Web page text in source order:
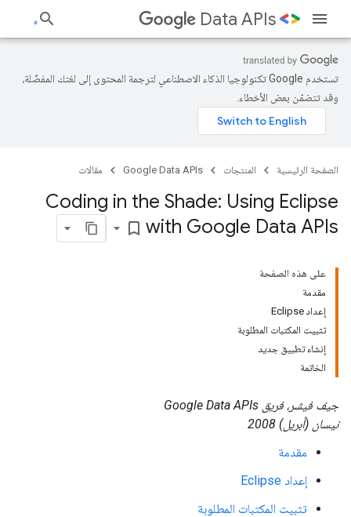
Data APIs
تستخدم Google تكنولوجيا الذكاء الاصطناعي لترجمة المحتوى إلى لغتك المفضّلة،
وقد تتضمّن بعض الأخطاء.
الصفحة الرئيسية المنتجات Google Data APIs مقالات
Coding in the Shade: Using Eclipse
with Google Data APIs
bookmark_border
على هذه الصفحة
مقدمة
إعداد Eclipse
تثبيت المكتبات المطلوبة
إنشاء تطبيق جديد
الخاتمة
جيف فيشر، فريق Google Data APIs
نيسان (أبريل) 2008
مقدمة
إعداد Eclipse
تثبيت المكتبات المطلوبة